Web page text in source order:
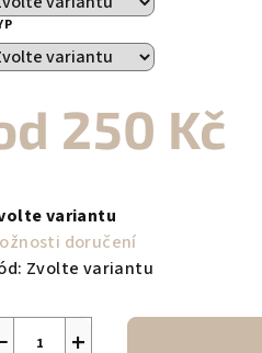
250 Kč
variantu
doručení
Zvolte variantu
+